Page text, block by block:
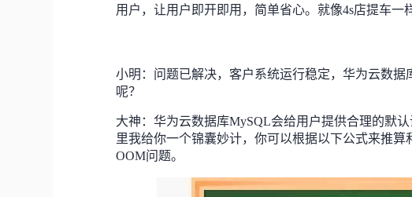
用户，让用户即开即用，简单省心。就像4s店提车一
小明：问题已解决，客户系统运行稳定，华为云数
呢？
大神：华为云数据库MySQL会给用户提供合理的默
里我给你一个锦囊妙计，你可以根据以下公式来推
OOM问题。